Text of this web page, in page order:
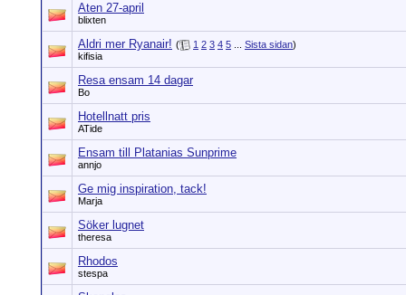
Aten 27-april
blixten
Aldri mer Ryanair! ( 1 2 3 4 5 Sista sidan)
kifisia
Resa ensam 14 dagar
Bo
Hotellnatt pris
ATide
Ensam till Platanias Sunprime
annjo
Ge mig inspiration, tack!
Marja
Söker lugnet
theresa
Rhodos
stespa